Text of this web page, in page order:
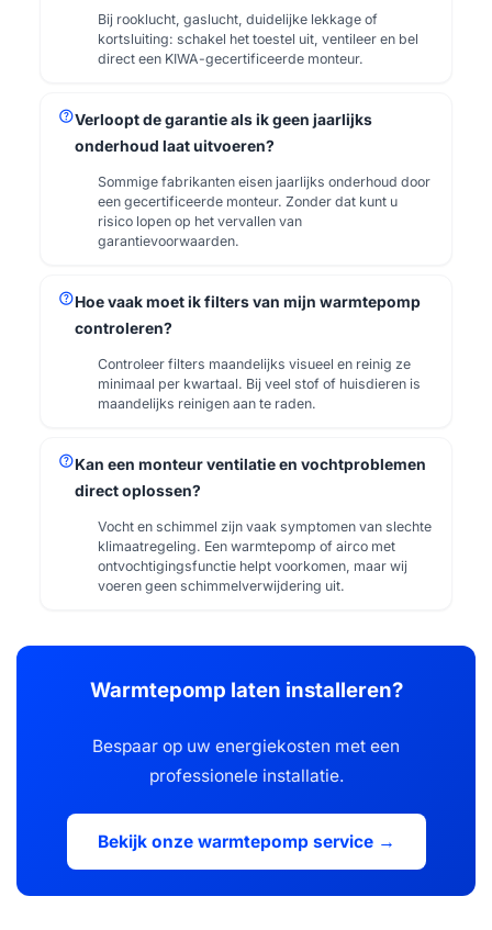
Bij rooklucht, gaslucht, duidelijke lekkage of
kortsluiting: schakel het toestel uit, ventileer en bel
direct een KIWA-gecertificeerde monteur.
helpVerloopt de garantie als ik geen jaarlijks
onderhoud laat uitvoeren?
Sommige fabrikanten eisen jaarlijks onderhoud door
een gecertificeerde monteur. Zonder dat kunt u
risico lopen op het vervallen van
garantievoorwaarden.
helpHoe vaak moet ik filters van mijn warmtepomp
controleren?
Controleer filters maandelijks visueel en reinig ze
minimaal per kwartaal. Bij veel stof of huisdieren is
maandelijks reinigen aan te raden.
helpKan een monteur ventilatie en vochtproblemen
direct oplossen?
Vocht en schimmel zijn vaak symptomen van slechte
klimaatregeling. Een warmtepomp of airco met
ontvochtigingsfunctie helpt voorkomen, maar wij
voeren geen schimmelverwijdering uit.
Warmtepomp laten installeren?
Bespaar op uw energiekosten met een
professionele installatie.
Bekijk onze warmtepomp service →